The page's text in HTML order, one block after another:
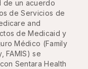
de un acuerdo
de Servicios de
and
de Medicaid y
Médico (Family
FAMIS) se
Sentara Health